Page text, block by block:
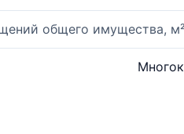
общего имущества,